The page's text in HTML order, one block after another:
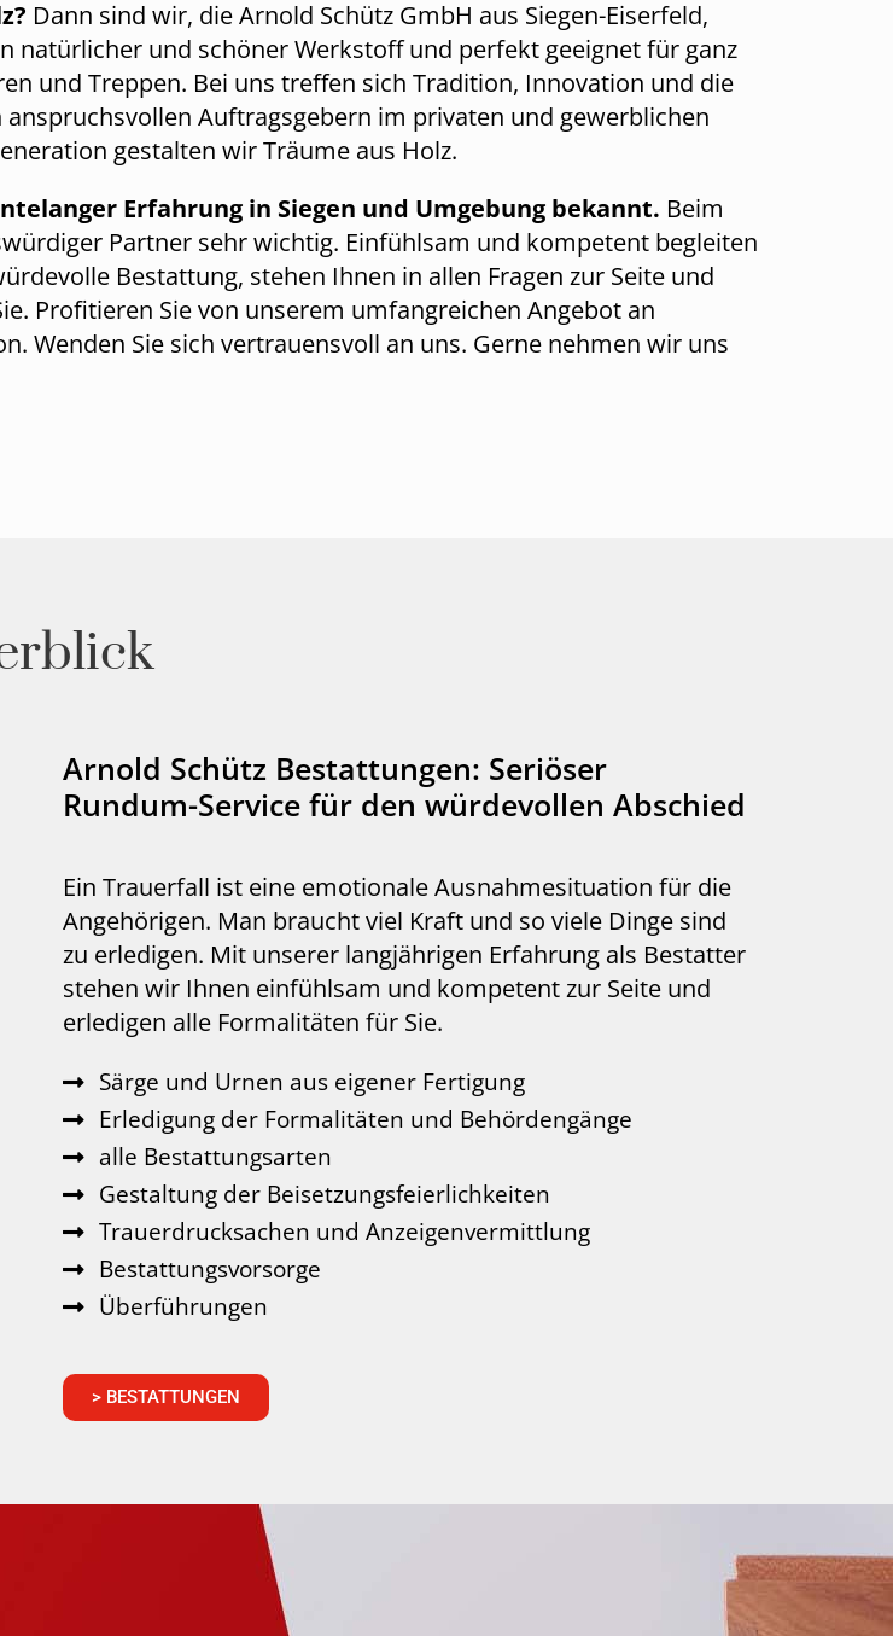
Dann sind wir, die Arnold Schütz GmbH aus Siegen-Eiserfeld,
natürlicher und schöner Werkstoff und perfekt geeignet für ganz
und Treppen. Bei uns treffen sich Tradition, Innovation und die
Auftragsgebern im privaten und gewerblichen
gestalten wir Träume aus Holz.
Erfahrung in Siegen und Umgebung bekannt. Beim
Partner sehr wichtig. Einfühlsam und kompetent begleiten
Bestattung, stehen Ihnen in allen Fragen zur Seite und
Profitieren Sie von unserem umfangreichen Angebot an
Wenden Sie sich vertrauensvoll an uns. Gerne nehmen wir uns
Arnold Schütz Bestattungen: Seriöser
Rundum-Service für den würdevollen Abschied
Ein Trauerfall ist eine emotionale Ausnahmesituation für die
Angehörigen. Man braucht viel Kraft und so viele Dinge sind
zu erledigen. Mit unserer langjährigen Erfahrung als Bestatter
stehen wir Ihnen einfühlsam und kompetent zur Seite und
erledigen alle Formalitäten für Sie.
Särge und Urnen aus eigener Fertigung
Erledigung der Formalitäten und Behördengänge
alle Bestattungsarten
Gestaltung der Beisetzungsfeierlichkeiten
Trauerdrucksachen und Anzeigenvermittlung
Bestattungsvorsorge
Überführungen
> BESTATTUNGEN